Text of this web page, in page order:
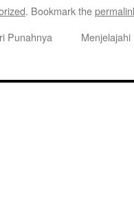
. Bookmark the
Punahnya